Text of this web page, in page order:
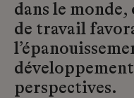
dans le
de travail
perspectives.